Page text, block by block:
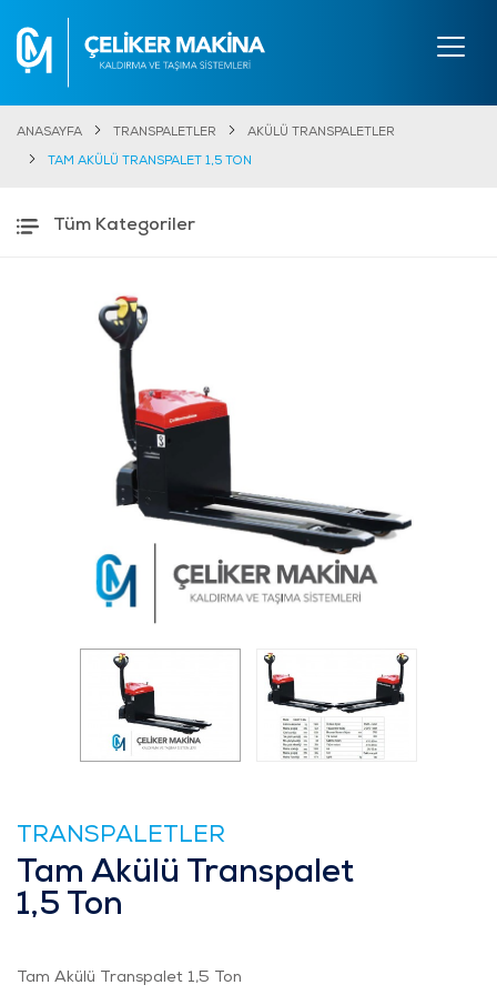
ANASAYFA TRANSPALETLER AKÜLÜ TRANSPALETLER
TAM AKÜLÜ TRANSPALET 1,5 TON
Tüm Kategoriler
TRANSPALETLER
Tam Akülü Transpalet
1,5 Ton
Tam Akülü Transpalet 1,5 Ton